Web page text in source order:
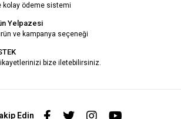
kolay ödeme sistemi
Yelpazesi
ve kampanya seçeneği
bize iletebilirsiniz.
Edin